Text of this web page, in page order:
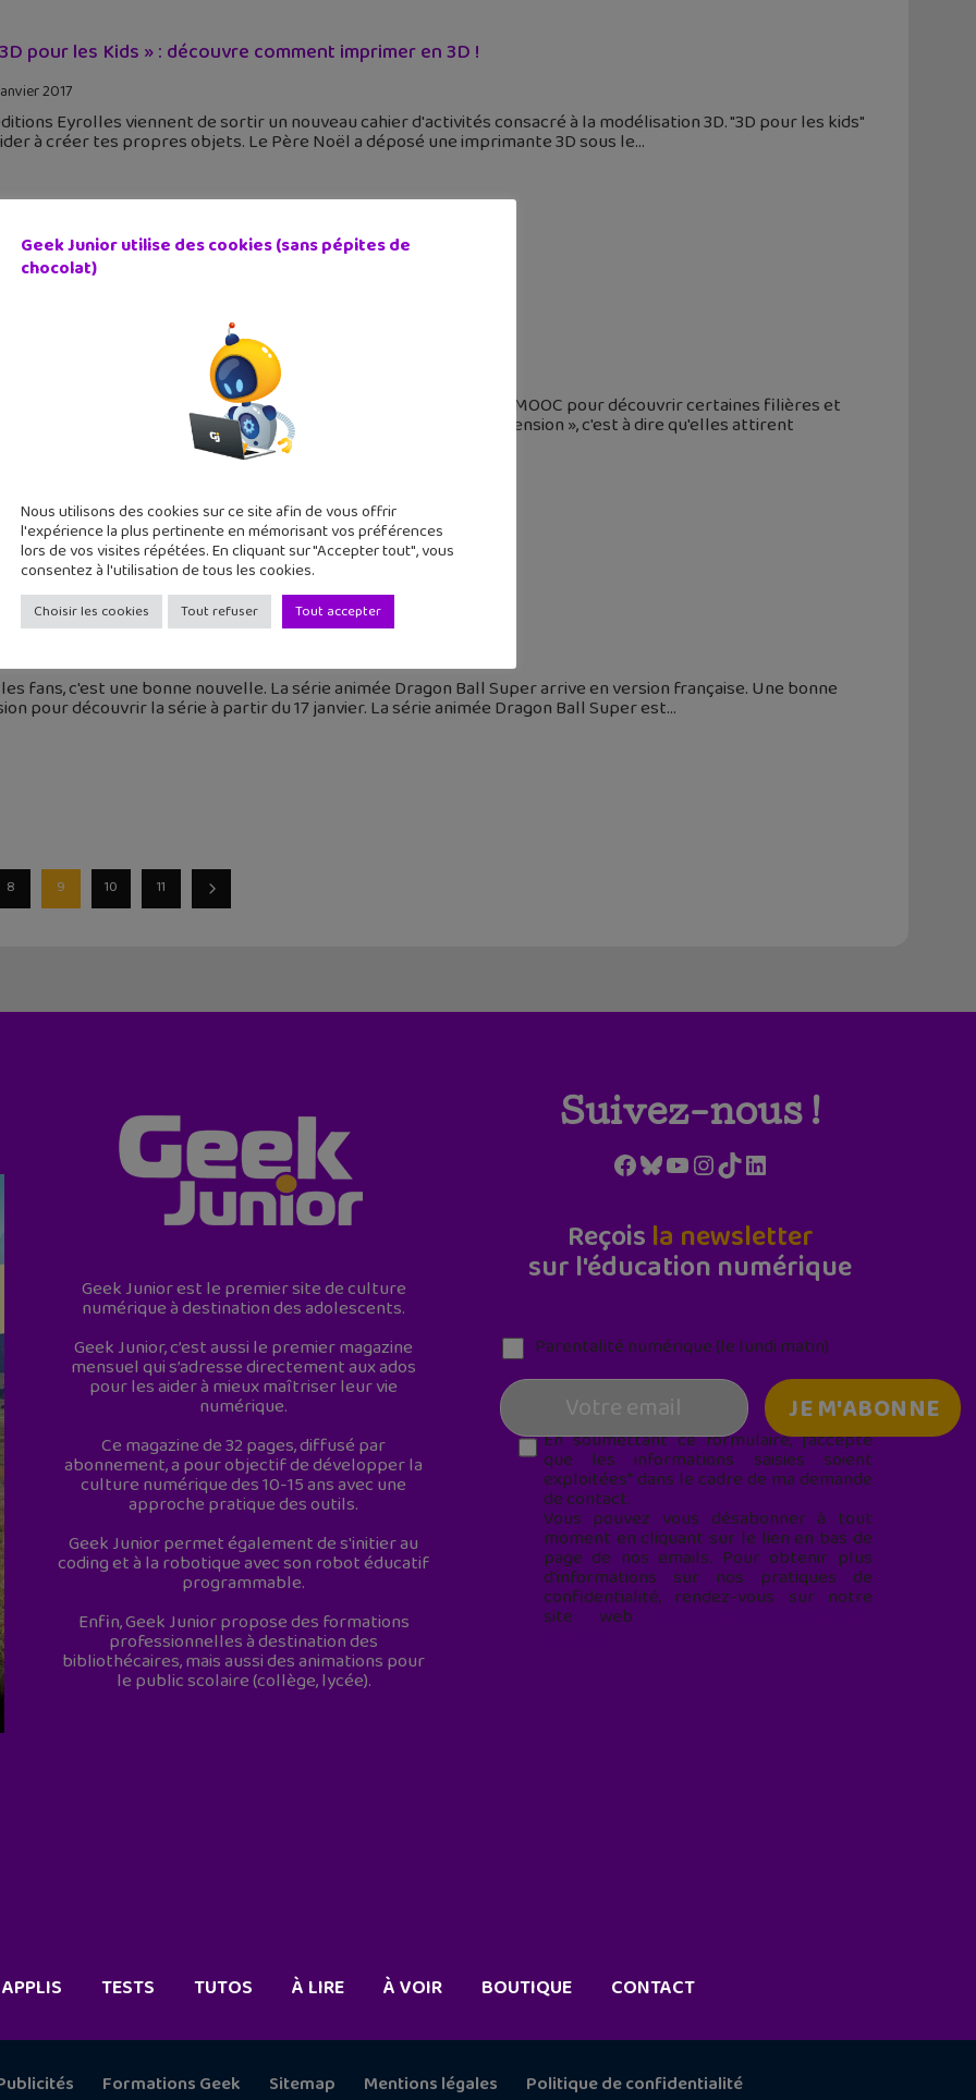
pour les Kids » : découvre comment imprimer en 3D !
2017
Eyrolles viennent de sortir un nouveau cahier d'activités consacré à la modélisation 3D. "3D pour les kids"
à créer tes propres objets. Le Père Noël a déposé une imprimante 3D sous le
d’aide à l’orientation post-bac pour les lycéens
après ton bac ? La plateforme Fun-Mooc propose différents MOOC pour découvrir certaines filières et
qu'elles correspondent à tes attentes. Trois filières dites « en tension », c'est à dire qu'elles attirent
Ball Super arrive en français le 17 janvier
fans, c'est une bonne nouvelle. La série animée Dragon Ball Super arrive en version française. Une bonne
pour découvrir la série à partir du 17 janvier. La série animée Dragon Ball Super est
8 9 10 11
Geek Junior est le premier site de culture
numérique à destination des adolescents.
Geek Junior, c’est aussi le premier magazine
mensuel qui s’adresse directement aux ados
pour les aider à mieux maîtriser leur vie
numérique.
Ce magazine de 32 pages, diffusé par
abonnement, a pour objectif de développer la
culture numérique des 10-15 ans avec une
approche pratique des outils.
Geek Junior permet également de s'initier au
coding et à la robotique avec son robot éducatif
programmable.
Enfin, Geek Junior propose des formations
professionnelles à destination des
bibliothécaires, mais aussi des animations pour
le public scolaire (collège, lycée).
Suivez-nous !
Facebook
Bluesky
YouTube
Instagram
TikTokLinkedIn
Reçois la newsletter
sur l'éducation numérique
Parentalité numérique (le lundi matin)
En soumettant ce formulaire, j’accepte
que les informations saisies soient
exploitées* dans le cadre de ma demande
de contact.
Vous pouvez vous désabonner à tout
moment en cliquant sur le lien en bas de
page de nos emails. Pour obtenir plus
d'informations sur nos pratiques de
confidentialité, rendez-vous sur notre
site web
Geek Junior utilise des cookies (sans pépites de
chocolat)
Nous utilisons des cookies sur ce site afin de vous offrir
l'expérience la plus pertinente en mémorisant vos préférences
lors de vos visites répétées. En cliquant sur "Accepter tout", vous
consentez à l'utilisation de tous les cookies.
Choisir les cookies Tout refuser Tout accepter
APPLIS TESTS TUTOS À LIRE À VOIR BOUTIQUE CONTACT
Formations Geek Sitemap Mentions légales Politique de confidentialité